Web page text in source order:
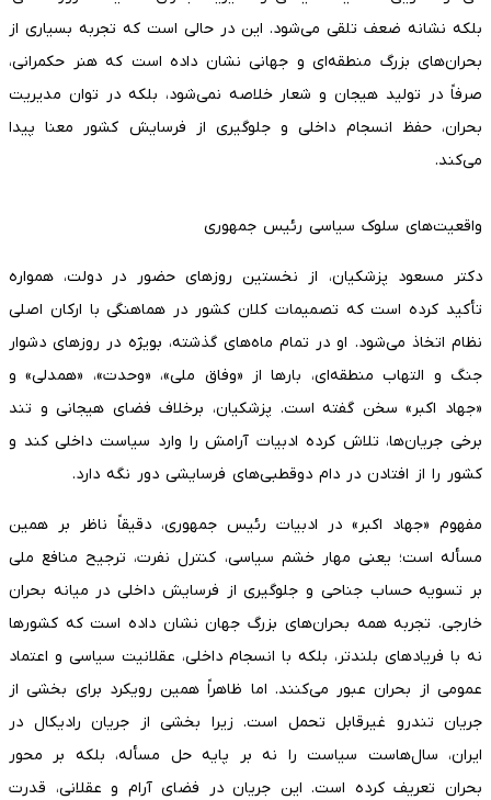
بلکه نشانه ضعف تلقی می‌شود. این در حالی است که تجربه بسیاری از
بحران‌های بزرگ منطقه‌ای و جهانی نشان داده است که هنر حکمرانی،
صرفاً در تولید هیجان و شعار خلاصه نمی‌شود، بلکه در توان مدیریت
بحران، حفظ انسجام داخلی و جلوگیری از فرسایش کشور معنا پیدا
می‌کند.
واقعیت‌های سلوک سیاسی رئیس جمهوری
دکتر مسعود پزشکیان، از نخستین روزهای حضور در دولت، همواره
تأکید کرده است که تصمیمات کلان کشور در هماهنگی با ارکان اصلی
نظام اتخاذ می‌شود. او در تمام ماه‌های گذشته، بویژه در روزهای دشوار
جنگ و التهاب منطقه‌ای، بارها از «وفاق ملی»، «وحدت»، «همدلی» و
«جهاد اکبر» سخن گفته است. پزشکیان، برخلاف فضای هیجانی و تند
برخی جریان‌ها، تلاش کرده ادبیات آرامش را وارد سیاست داخلی کند و
کشور را از افتادن در دام دوقطبی‌های فرسایشی دور نگه دارد.
مفهوم «جهاد اکبر» در ادبیات رئیس جمهوری، دقیقاً ناظر بر همین
مسأله است؛ یعنی مهار خشم سیاسی، کنترل نفرت، ترجیح منافع ملی
بر تسویه حساب جناحی و جلوگیری از فرسایش داخلی در میانه بحران
خارجی. تجربه همه بحران‌های بزرگ جهان نشان داده است که کشورها
نه با فریادهای بلندتر، بلکه با انسجام داخلی، عقلانیت سیاسی و اعتماد
عمومی از بحران عبور می‌کنند. اما ظاهراً همین رویکرد برای بخشی از
جریان تندرو غیرقابل تحمل است. زیرا بخشی از جریان رادیکال در
ایران، سال‌هاست سیاست را نه بر پایه حل مسأله، بلکه بر محور
بحران تعریف کرده است. این جریان در فضای آرام و عقلانی، قدرت